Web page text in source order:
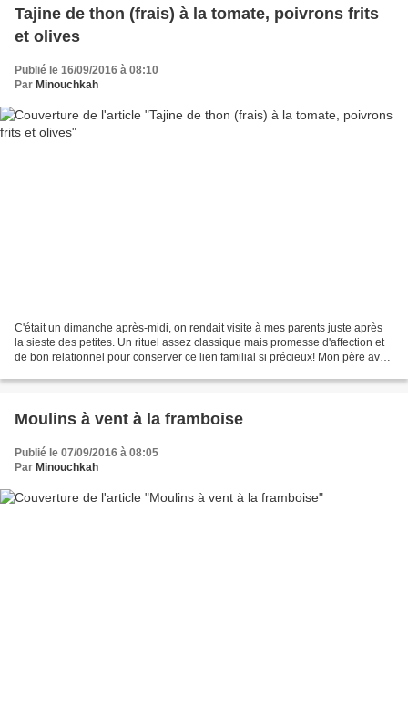
Tajine de thon (frais) à la tomate, poivrons frits
et olives
Publié le 16/09/2016 à 08:10
Par Minouchkah
C'était un dimanche après-midi, on rendait visite à mes parents juste après
la sieste des petites. Un rituel assez classique mais promesse d'affection et
de bon relationnel pour conserver ce lien familial si précieux! Mon père avait
Moulins à vent à la framboise
Publié le 07/09/2016 à 08:05
Par Minouchkah